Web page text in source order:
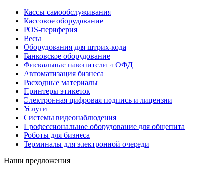
Кассы самообслуживания
Кассовое оборудование
POS-периферия
Весы
Оборудования для штрих-кода
Банковское оборудование
Фискальные накопители и ОФД
Автоматизация бизнеса
Расходные материалы
Принтеры этикеток
Электронная цифровая подпись и лицензии
Услуги
Системы видеонаблюдения
Профессиональное оборудование для общепита
Роботы для бизнеса
Терминалы для электронной очереди
Наши предложения